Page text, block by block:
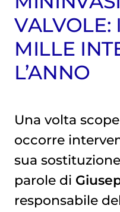
VALVOLE:
MILLE
L’ANNO
Una volta
occorre
sua
parole di
responsabile